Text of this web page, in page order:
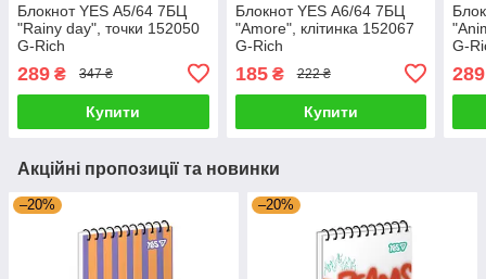
Блокнот YES А5/64 7БЦ
"Rainy day", точки 152050
G-Rich
289 ₴ 347 ₴
Купити
Блокнот YES А6/64 7БЦ
"Amore", клітинка 152067
G-Rich
185₴ 222 ₴
Купити
G-
289
Акційні пропозиції та новинки
–20% –20%